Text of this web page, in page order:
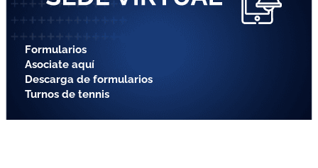
Formularios
Asociate aquí
Descarga de formularios
Turnos de tennis